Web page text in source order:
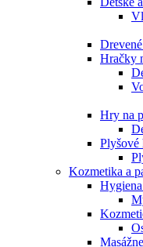
Hračky
Hry na
Plyšové
Kozmetika a